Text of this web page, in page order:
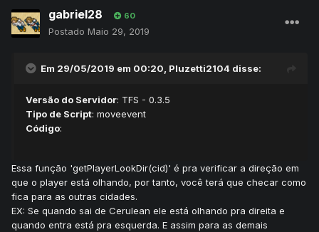
gabriel28 60
Postado Maio 29, 2019
Em 29/05/2019 em 00:20, Pluzetti2104 disse:
Versão do Servidor: TFS - 0.3.5
Tipo de Script: moveevent
Código:
Essa função 'getPlayerLookDir(cid)' é pra verificar a direção em
que o player está olhando, por tanto, você terá que checar como
fica para as outras cidades.
EX: Se quando sai de Cerulean ele está olhando pra direita e
quando entra está pra esquerda. E assim para as demais